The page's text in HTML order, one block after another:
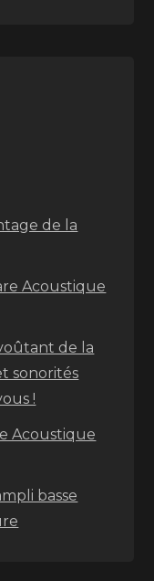
de la
Acoustique
de la
sonorités
!
Acoustique
basse